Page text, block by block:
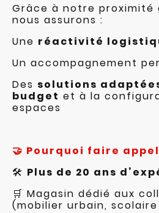
Grâce à notre proximité
nous assurons :
Une réactivité
Un accompagnement
Des solutions
budget et à la
espaces
🤝 Pourquoi faire appel
🛠️ Plus de 20 ans
🛒 Magasin dédié aux
(mobilier urbain,